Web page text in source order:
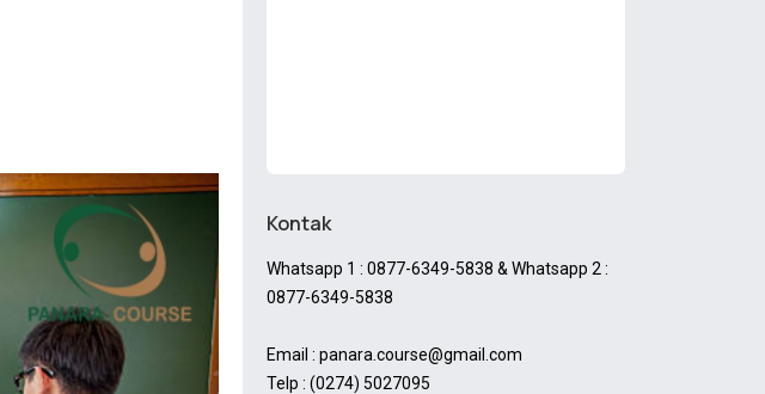
Kontak
Whatsapp 1 : 0877-6349-5838 & Whatsapp 2 :
0877-6349-5838
Email : panara.course@gmail.com
Telp : (0274) 5027095